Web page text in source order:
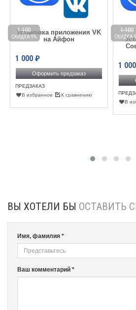
Установка приложения VK
на Айфон
1 000 ₽
1 100
СКИДКА 9%
Оформить предзаказ
ПРЕДЗАКАЗ
В избранное
К сравнению
1 000
1 100
СКИДКА
В
ВЫ ХОТЕЛИ БЫ ОСТАВИТЬ
Имя, фамилия *
Ваш комментарий *